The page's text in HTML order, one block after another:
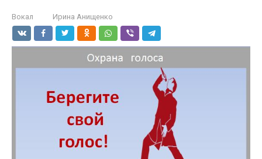
Вокал Ирина Анищенко